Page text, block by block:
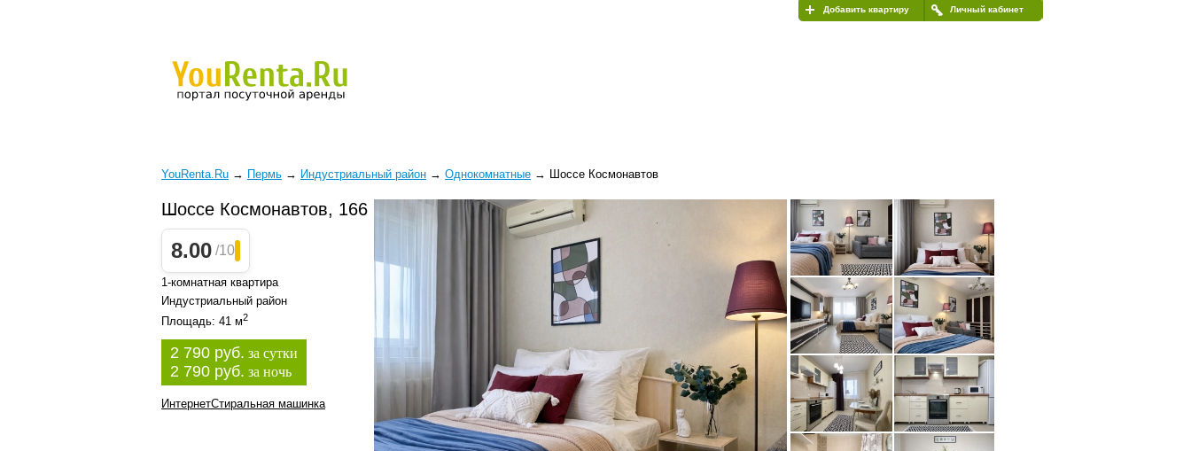
Личный кабинет
Добавить квартиру
YouRenta.Ru → Пермь → Индустриальный район → Однокомнатные → Шоссе Космонавтов
Шоссе Космонавтов, 166
8.00 /10
1-комнатная квартира
Индустриальный район
Площадь: 41 м2
2 790 руб. за сутки
2 790 руб. за ночь
ИнтернетСтиральная машинка